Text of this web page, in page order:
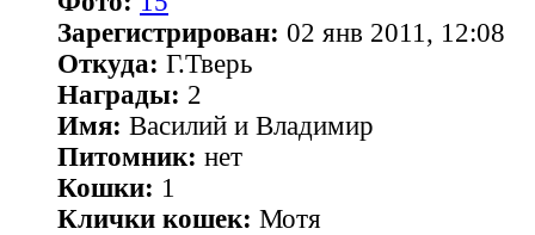
Зарегистрирован: 02 янв 2011, 12:08
Откуда: Г.Тверь
Награды: 2
Имя: Василий и Владимир
Питомник: нет
Кошки: 1
Клички кошек: Мотя